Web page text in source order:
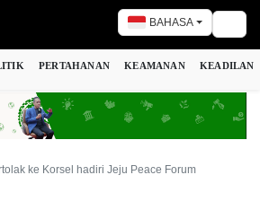
BAHASA
PERTAHANAN KEAMANAN KEADILAN
ke Korsel hadiri Jeju Peace Forum